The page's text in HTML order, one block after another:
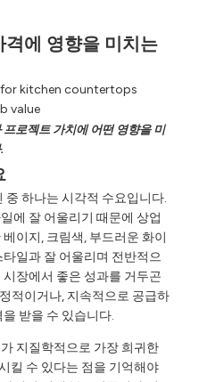
에 영향을 미치는
로젝트 가치에 어떤 영향을 미
중 하나는 시각적 수요입니다.
에 잘 어울리기 때문에 상업
이지, 크림색, 부드러운 화이
일과 잘 어울리며 전반적으
장에서 좋은 성과를 거두곤
적이거나, 지속적으로 공급하
받을 수 있습니다.
지질학적으로 가장 희귀한
킬 수 있다는 점을 기억해야